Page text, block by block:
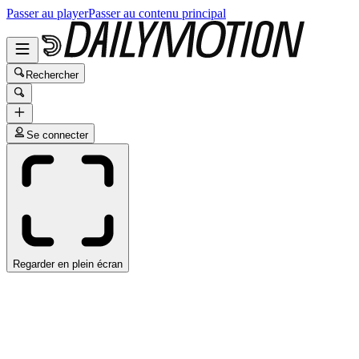
Passer au playerPasser au contenu principal
Rechercher
Se connecter
Regarder en plein écran